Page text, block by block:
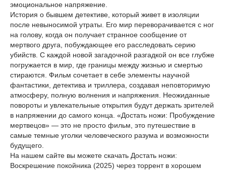
эмоциональное напряжение.
История о бывшем детективе, который живет в изоляции
после невыносимой утраты. Его мир переворачивается с ног
на голову, когда он получает странное сообщение от
мертвого друга, побуждающее его расследовать серию
убийств. С каждой новой загадочной разгадкой он все глубже
погружается в мир, где границы между жизнью и смертью
стираются. Фильм сочетает в себе элементы научной
фантастики, детектива и триллера, создавая неповторимую
атмосферу, полную волнения и напряжения. Неожиданные
повороты и увлекательные открытия будут держать зрителей
в напряжении до самого конца. «Достать ножи: Пробуждение
мертвецов» — это не просто фильм, это путешествие в
самые темные уголки человеческого разума и возможности
будущего.
На нашем сайте вы можете скачать Достать ножи:
Воскрешение покойника (2025) через торрент в хорошем